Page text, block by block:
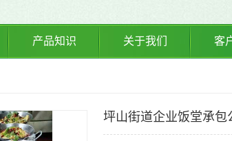
产品知识 关于我们 客
坪山街道企业饭堂承包